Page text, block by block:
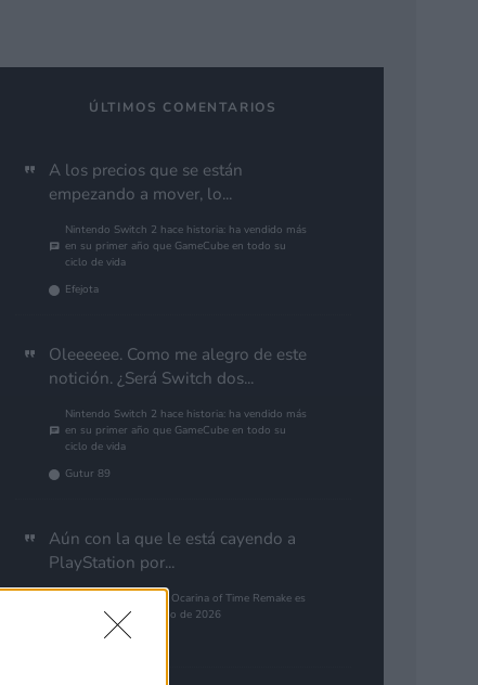
ÚLTIMOS COMENTARIOS
A los precios que se están
empezando a mover, lo...
Nintendo Switch 2 hace historia: ha vendido más
en su primer año que GameCube en todo su
ciclo de vida
Efejota
Oleeeeee. Como me alegro de este
notición. ¿Será Switch dos...
Nintendo Switch 2 hace historia: ha vendido más
en su primer año que GameCube en todo su
ciclo de vida
Gutur 89
Aún con la que le está cayendo a
PlayStation por...
The Legend of Zelda: Ocarina of Time Remake es
el juego más esperado de 2026